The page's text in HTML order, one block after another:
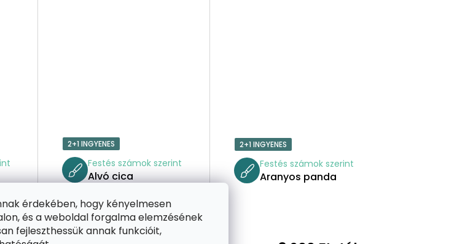
érdekében, hogy kényelmesen
és a weboldal forgalma elemzésének
fejleszthessük annak funkcióit,
2+1 INGYENES
Festés számok szerint
Alvó cica
2+1 INGYENES
Festés számok szerint
Aranyos panda